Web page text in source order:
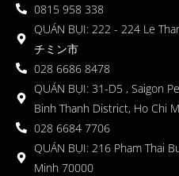
0815 958 338
QUÁN BỤI: 222 - 224 Le
チミン市
028 6686 8478
QUÁN BỤI: 31-D5 , Saigon
Binh Thanh District, Ho Chi
028 6684 7706
QUÁN BỤI: 216 Pham Thai
Minh 70000